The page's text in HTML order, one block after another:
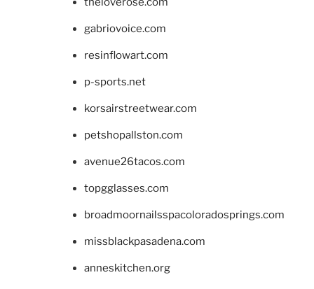
gabriovoice.com
resinflowart.com
p-sports.net
korsairstreetwear.com
petshopallston.com
avenue26tacos.com
topgglasses.com
broadmoornailsspacoloradosprings.com
missblackpasadena.com
anneskitchen.org